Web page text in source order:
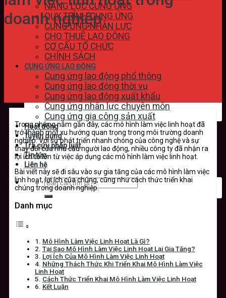
NĂNG LỰC CUNG ỨNG
QUY TRÌNH CUNG ỨNG
CUNG ỨNG NHÂN LỰC
CHO THUÊ LAO ĐỘNG
CƠ CẤU TỔ CHỨC
CHÍNH SÁCH
CUNG ỨNG LAO ĐỘNG
Cung ứng lao động phổ thông
Cung ứng lao động thời vụ
Cung ứng lao động xuất khẩu
Cung ứng nhân lực chuyên môn
Cung ứng gia công sản xuất
Hoạt động
Tuyển dụng
Tra cứu pháp luật
Tin tức
Liên hệ
doanh nghiệp
Trong những năm gần đây, các mô hình làm việc linh hoạt đã
trở thành một xu hướng quan trọng trong môi trường doanh
nghiệp. Với sự phát triển nhanh chóng của công nghệ và sự
thay đổi của nhu cầu người lao động, nhiều công ty đã nhận ra
lợi ích to lớn từ việc áp dụng các mô hình làm việc linh hoạt.
Bài viết này sẽ đi sâu vào sự gia tăng của các mô hình làm việc
linh hoạt, lợi ích của chúng, cũng như cách thức triển khai
chúng trong doanh nghiệp.
Danh mục
Mô Hình Làm Việc Linh Hoạt Là Gì?
Tại Sao Mô Hình Làm Việc Linh Hoạt Lại Gia Tăng?
Lợi Ích Của Mô Hình Làm Việc Linh Hoạt
Những Thách Thức Khi Triển Khai Mô Hình Làm Việc
Linh Hoạt
Cách Thức Triển Khai Mô Hình Làm Việc Linh Hoạt
Kết Luận